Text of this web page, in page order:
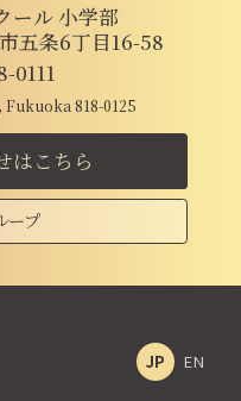
ール 小学部
五条6丁目16-58
0111
818-0125
はこちら
ープ
JP EN